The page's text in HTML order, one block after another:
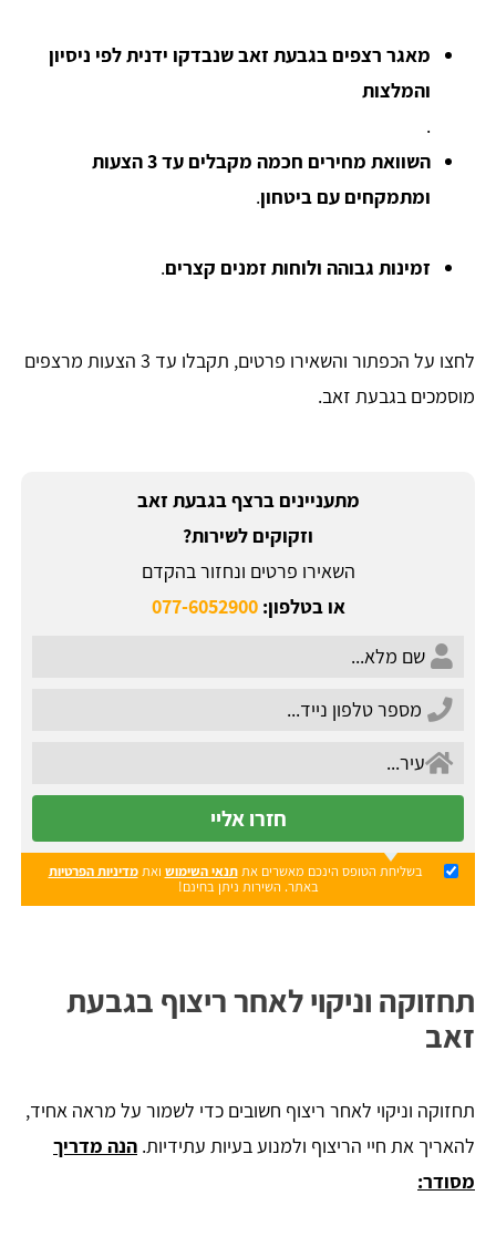
מאגר רצפים בגבעת זאב שנבדקו ידנית לפי ניסיון
והמלצות
.
השוואת מחירים חכמה מקבלים עד 3 הצעות
ומתמקחים עם ביטחון.
זמינות גבוהה ולוחות זמנים קצרים.
לחצו על הכפתור והשאירו פרטים, תקבלו עד 3 הצעות מרצפים
מוסמכים בגבעת זאב.
מתעניינים ברצף בגבעת זאב
וזקוקים לשירות?
השאירו פרטים ונחזור בהקדם
או בטלפון:077-6052900
חזרו אליי
בשליחת הטופס הינכם מאשרים אתתנאי השימוש ואתמדיניות הפרטיות
באתר. השירות ניתן בחינם!
תחזוקה וניקוי לאחר ריצוף בגבעת
זאב
תחזוקה וניקוי לאחר ריצוף חשובים כדי לשמור על מראה אחיד,
להאריך את חיי הריצוף ולמנוע בעיות עתידיות. הנה מדריך
מסודר: